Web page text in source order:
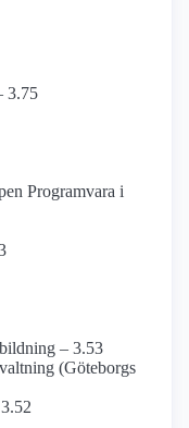
3.75
Programvara i
– 3.53
(Göteborgs